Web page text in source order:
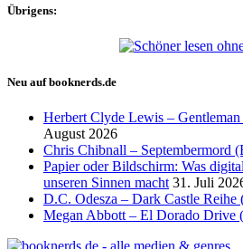
Übrigens:
Neu auf booknerds.de
Herbert Clyde Lewis –
August 2026
Chris Chibnall – Septembermord
Papier oder Bildschirm: Was
unseren Sinnen macht 31. Juli
D.C. Odesza – Dark Castle Reihe
Megan Abbott – El Dorado Drive